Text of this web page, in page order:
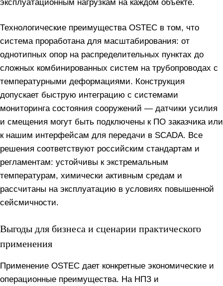
эксплуатационным нагрузкам на каждом объекте.
Технологические преимущества OSTEC в том, что
система проработана для масштабирования: от
однотипных опор на распределительных пунктах до
сложных комбинированных систем на трубопроводах с
температурными деформациями. Конструкция
допускает быструю интеграцию с системами
мониторинга состояния сооружений — датчики усилия
и смещения могут быть подключены к ПО заказчика или
к нашим интерфейсам для передачи в SCADA. Все
решения соответствуют российским стандартам и
регламентам: устойчивы к экстремальным
температурам, химически активным средам и
рассчитаны на эксплуатацию в условиях повышенной
сейсмичности.
Выгоды для бизнеса и сценарии практического
применения
Применение OSTEC дает конкретные экономические и
операционные преимущества. На НПЗ и